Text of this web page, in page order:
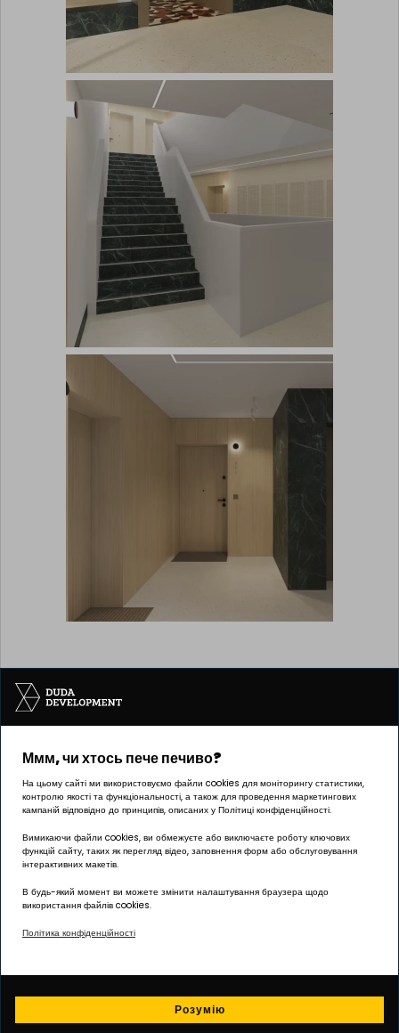
Ммм, чи хтось пече печиво?
На цьому сайті ми використовуємо файли cookies для моніторингу статистики,
контролю якості та функціональності, а також для проведення маркетингових
кампаній відповідно до принципів, описаних у Політиці конфіденційності.
Вимикаючи файли cookies, ви обмежуєте або виключаєте роботу ключових
функцій сайту, таких як перегляд відео, заповнення форм або обслуговування
інтерактивних макетів.
В будь-який момент ви можете змінити налаштування браузера щодо
використання файлів cookies.
Політика конфіденційності
Розумію
Інвестицію реалізує компанія Pułaskiego 19 sp. z o.o.
ОФІС Познань | ГРУНВАЛД
понеділок – п’ятниця: 8:00 – 17:00